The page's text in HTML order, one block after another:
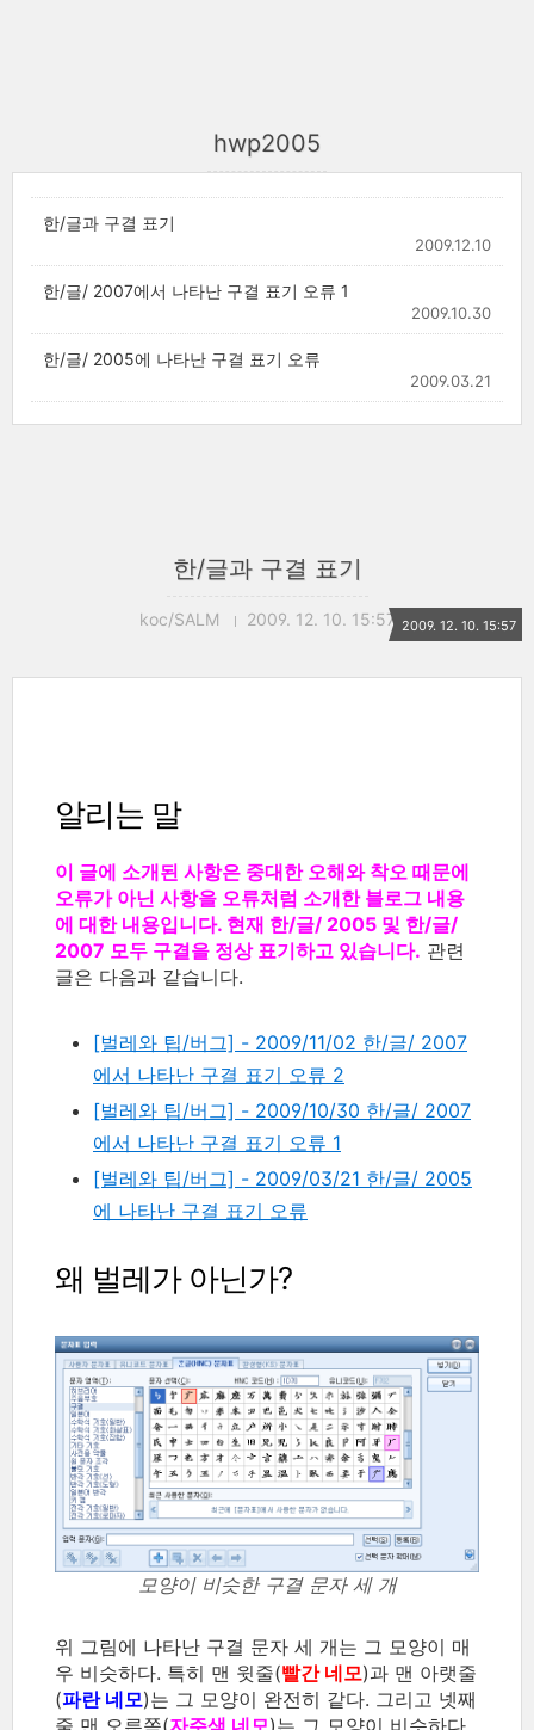
hwp2005
한/글과 구결 표기
2009.12.10
한/글/ 2007에서 나타난 구결 표기 오류 1
2009.10.30
한/글/ 2005에 나타난 구결 표기 오류
2009.03.21
한/글과 구결 표기
koc/SALM 2009. 12. 10. 15:57 2009. 12. 10. 15:57
알리는 말
이 글에 소개된 사항은 중대한 오해와 착오 때문에
오류가 아닌 사항을 오류처럼 소개한 블로그 내용
에 대한 내용입니다. 현재 한/글/ 2005 및 한/글/
2007 모두 구결을 정상 표기하고 있습니다. 관련
글은 다음과 같습니다.
[벌레와 팁/버그] - 2009/11/02 한/글/ 2007
에서 나타난 구결 표기 오류 2
[벌레와 팁/버그] - 2009/10/30 한/글/ 2007
에서 나타난 구결 표기 오류 1
[벌레와 팁/버그] - 2009/03/21 한/글/ 2005
에 나타난 구결 표기 오류
왜 벌레가 아닌가?
모양이 비슷한 구결 문자 세 개
위 그림에 나타난 구결 문자 세 개는 그 모양이 매
우 비슷하다. 특히 맨 윗줄(빨간 네모)과 맨 아랫줄
(파란 네모)는 그 모양이 완전히 같다. 그리고 넷째